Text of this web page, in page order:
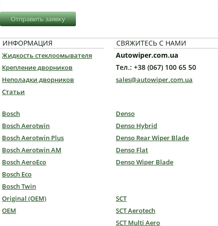
Отправить заявку
ИНФОРМАЦИЯ
Жидкость стеклоомывателя
Крепление дворников
Неполадки дворников
Статьи
СВЯЖИТЕСЬ С НАМИ
Autowiper.com.ua
Тел.: +38 (067) 100 65 50
sales@autowiper.com.ua
Bosch
Bosch Aerotwin
Bosch Aerotwin Plus
Bosch Aerotwin AM
Bosch AeroEco
Bosch Eco
Bosch Twin
Denso
Denso Hybrid
Denso Rear Wiper Blade
Denso Flat
Denso Wiper Blade
Original (OEM)
OEM
SCT
SCT Aerotech
SCT Multi Aero